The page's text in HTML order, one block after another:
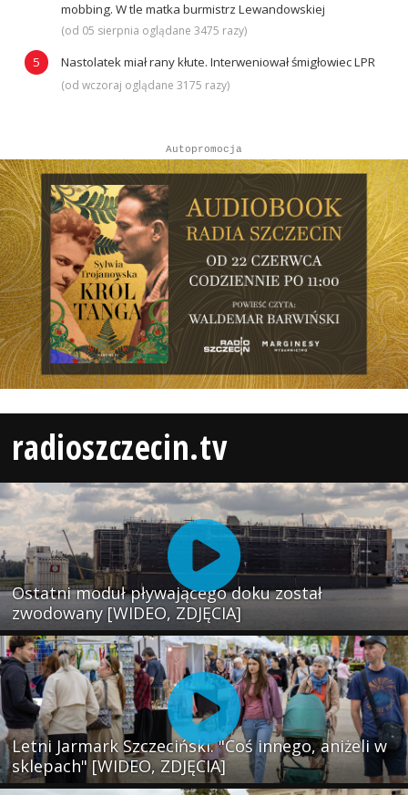
mobbing. W tle matka burmistrz Lewandowskiej
(od 05 sierpnia oglądane 3475 razy)
Nastolatek miał rany kłute. Interweniował śmigłowiec LPR
(od wczoraj oglądane 3175 razy)
Autopromocja
radioszczecin.tv
Ostatni moduł pływającego doku został
zwodowany [WIDEO, ZDJĘCIA]
Letni Jarmark Szczeciński. "Coś innego, aniżeli w
sklepach" [WIDEO, ZDJĘCIA]